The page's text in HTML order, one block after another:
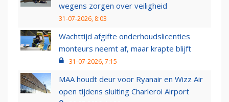
wegens zorgen over veiligheid
31-07-2026, 8:03
Wachttijd afgifte onderhoudslicenties
monteurs neemt af, maar krapte blijft
31-07-2026, 7:15
MAA houdt deur voor Ryanair en Wizz Air
open tijdens sluiting Charleroi Airport